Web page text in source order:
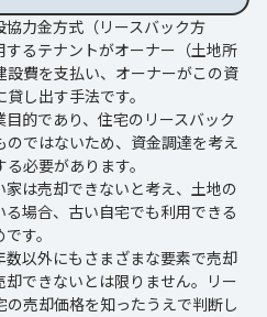
力金方式（リースバック方
るテナントがオーナー（土地所
費を支払い、オーナーがこの資
し出す手法です。
的であり、住宅のリースバック
ではないため、資金調達を考え
必要があります。
は売却できないと考え、土地の
場合、古い自宅でも利用できる
す。
以外にもさまざまな要素で売却
できないとは限りません。リー
売却価格を知ったうえで判断し